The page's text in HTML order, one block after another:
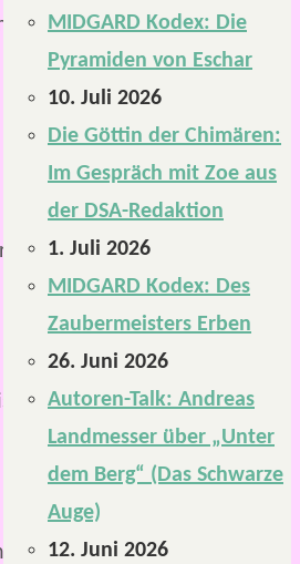
MIDGARD Kodex: Die
Pyramiden von Eschar
10. Juli 2026
Die Göttin der Chimären:
Im Gespräch mit Zoe aus
der DSA-Redaktion
1. Juli 2026
MIDGARD Kodex: Des
Zaubermeisters Erben
26. Juni 2026
Autoren-Talk: Andreas
Landmesser über „Unter
dem Berg“ (Das Schwarze
Auge)
12. Juni 2026